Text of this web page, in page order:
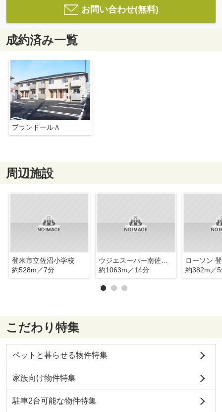
お問い合わせ(無料)
成約済み一覧
プランドールＡ
周辺施設
登米市立佐沼小学校
約528m／7分
ウジエスーパー南佐沼店
約1063m／14分
約382m／
こだわり特集
ペットと暮らせる物件特集
家族向け物件特集
駐車2台可能な物件特集